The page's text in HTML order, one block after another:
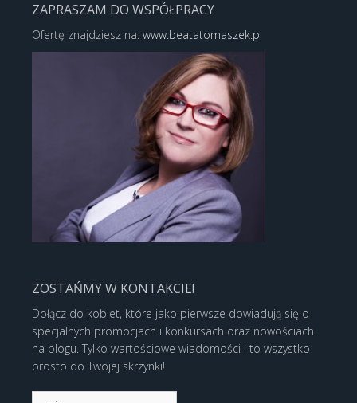
ZAPRASZAM DO WSPÓŁPRACY
Ofertę znajdziesz na: www.beatatomaszek.pl
ZOSTAŃMY W KONTAKCIE!
Dołącz do kobiet, które jako pierwsze dowiadują się o
specjalnych promocjach i konkursach oraz nowościach
na blogu. Tylko wartościowe wiadomości i to wszystko
prosto do Twojej skrzynki!